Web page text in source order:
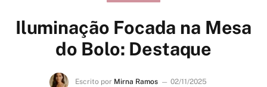
Iluminação Focada na Mesa
do Bolo: Destaque
Escrito por Mirna Ramos
02/11/2025